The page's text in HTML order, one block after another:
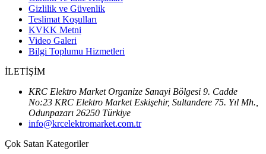
Gizlilik ve Güvenlik
Teslimat Koşulları
KVKK Metni
Video Galeri
Bilgi Toplumu Hizmetleri
İLETİŞİM
KRC Elektro Market Organize Sanayi Bölgesi 9. Cadde
No:23 KRC Elektro Market Eskişehir, Sultandere 75. Yıl Mh.,
Odunpazarı 26250 Türkiye
info@krcelektromarket.com.tr
Çok Satan Kategoriler